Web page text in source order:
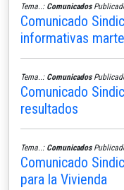
Tema..: Comunicados
Comunicado
informativas
Tema..: Comunicados
Comunicado
resultados
Tema..: Comunicados
Comunicado
para la Vivienda